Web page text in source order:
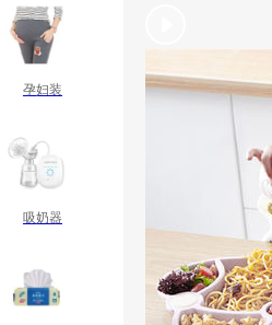
孕妇装
吸奶器